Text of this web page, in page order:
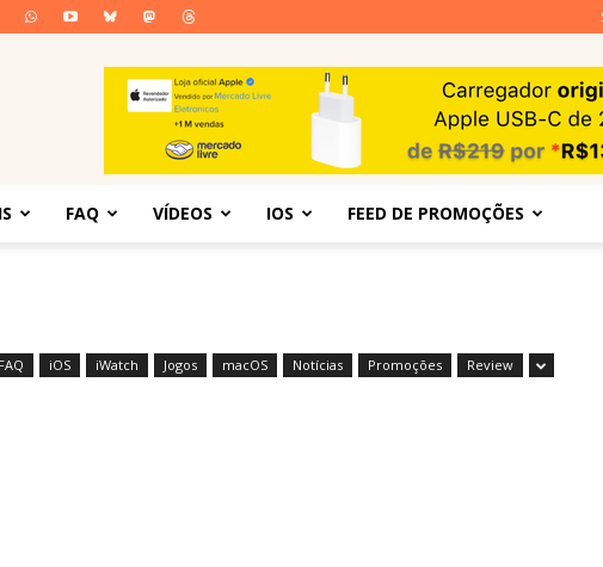
FAQ VÍDEOS IOS FEED DE PROMOÇÕES
FAQ iOS iWatch Jogos macOS Notícias Promoções Review